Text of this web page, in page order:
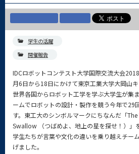
学生の活躍
開催報告
IDCロボットコンテスト大学国際交流大会
月6日から18日にかけて東京工業大学大岡山キ
世界各国からロボット工学を学ぶ大学生が集
ームでロボットの設計・製作を競う今年で29
す。東工大のシンボルマークにちなんだ「
Swallow （つばめよ、地上の星を探せ！）」
学生たちが言葉や文化の違いを乗り越えチー
げました。